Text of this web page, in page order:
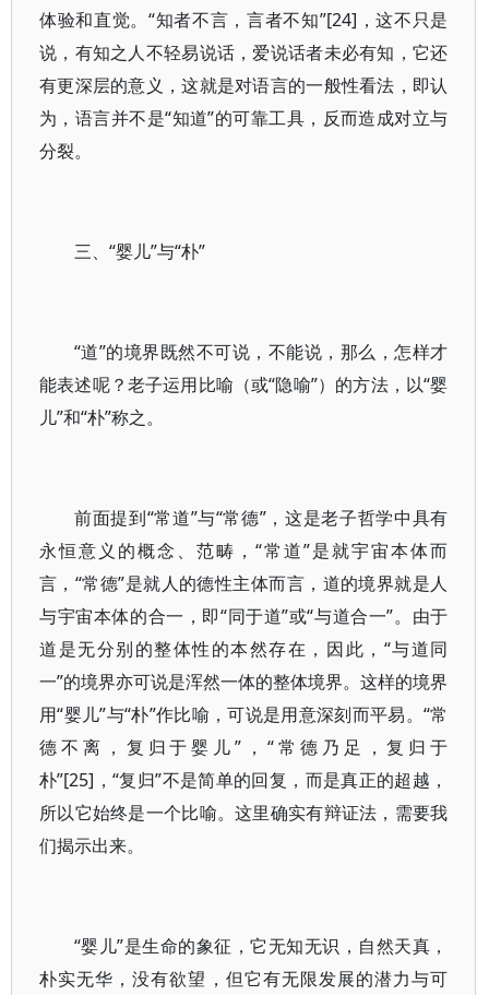
体验和直觉。“知者不言，言者不知”[24]，这不只是
说，有知之人不轻易说话，爱说话者未必有知，它还
有更深层的意义，这就是对语言的一般性看法，即认
为，语言并不是“知道”的可靠工具，反而造成对立与
分裂。
三、“婴儿”与“朴”
“道”的境界既然不可说，不能说，那么，怎样才
能表述呢？老子运用比喻（或“隐喻”）的方法，以“婴
儿”和“朴”称之。
前面提到“常道”与“常德”，这是老子哲学中具有
永恒意义的概念、范畴，“常道”是就宇宙本体而
言，“常德”是就人的德性主体而言，道的境界就是人
与宇宙本体的合一，即“同于道”或“与道合一”。由于
道是无分别的整体性的本然存在，因此，“与道同
一”的境界亦可说是浑然一体的整体境界。这样的境界
用“婴儿”与“朴”作比喻，可说是用意深刻而平易。“常
德不离，复归于婴儿”，“常德乃足，复归于
朴”[25]，“复归”不是简单的回复，而是真正的超越，
所以它始终是一个比喻。这里确实有辩证法，需要我
们揭示出来。
“婴儿”是生命的象征，它无知无识，自然天真，
朴实无华，没有欲望，但它有无限发展的潜力与可